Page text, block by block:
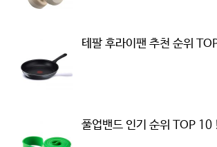
테팔 후라이팬 추천 순위
풀업밴드 인기 순위 TOP